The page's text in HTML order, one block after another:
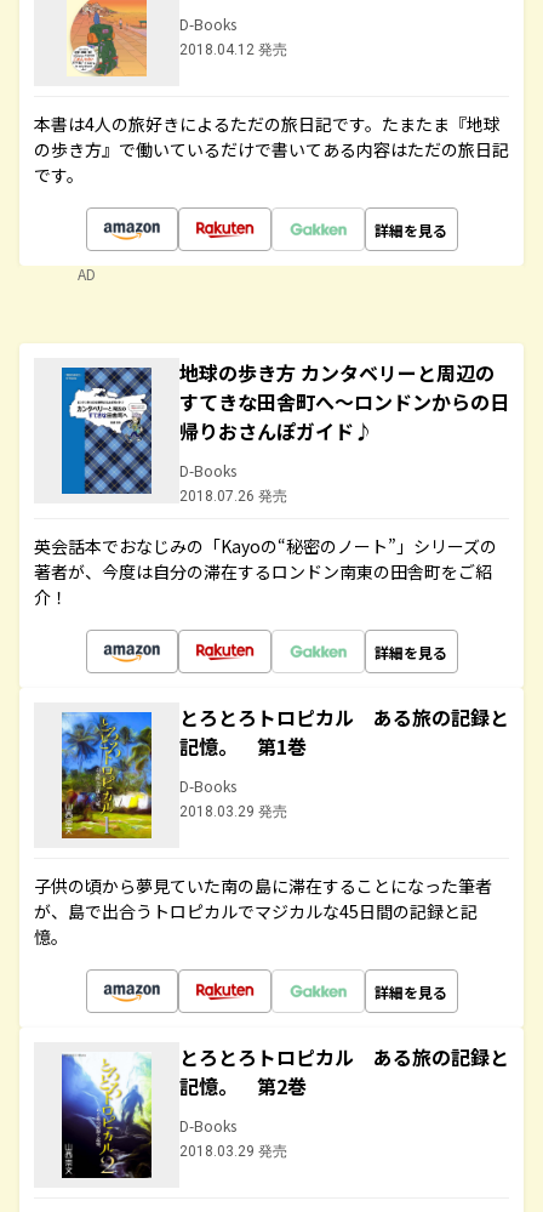
D-Books
2018.04.12 発売
本書は4人の旅好きによるただの旅日記です。たまたま『地球
の歩き方』で働いているだけで書いてある内容はただの旅日記
です。
詳細を見る
AD
地球の歩き方 カンタベリーと周辺の
すてきな田舎町へ～ロンドンからの日
帰りおさんぽガイド♪
D-Books
2018.07.26 発売
英会話本でおなじみの「Kayoの“秘密のノート”」シリーズの
著者が、今度は自分の滞在するロンドン南東の田舎町をご紹
介！
詳細を見る
とろとろトロピカル ある旅の記録と
記憶。 第1巻
D-Books
2018.03.29 発売
子供の頃から夢見ていた南の島に滞在することになった筆者
が、島で出合うトロピカルでマジカルな45日間の記録と記
憶。
詳細を見る
とろとろトロピカル ある旅の記録と
記憶。 第2巻
D-Books
2018.03.29 発売